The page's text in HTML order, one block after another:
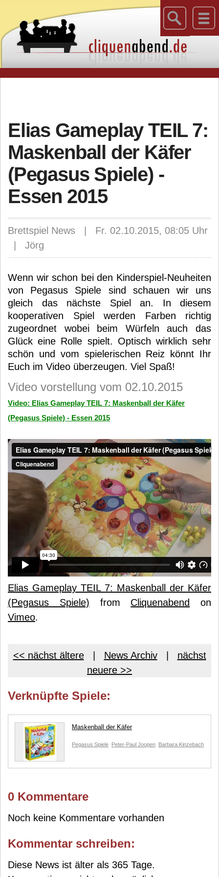
Elias Gameplay TEIL 7:
Maskenball der Käfer
(Pegasus Spiele) -
Essen 2015
Brettspiel News | Fr. 02.10.2015, 08:05 Uhr
| Jörg
Wenn wir schon bei den Kinderspiel-Neuheiten
von Pegasus Spiele sind schauen wir uns
gleich das nächste Spiel an. In diesem
kooperativen Spiel werden Farben richtig
zugeordnet wobei beim Würfeln auch das
Glück eine Rolle spielt. Optisch wirklich sehr
schön und vom spielerischen Reiz könnt Ihr
Euch im Video überzeugen. Viel Spaß!
Video vorstellung vom 02.10.2015
Video: Elias Gameplay TEIL 7: Maskenball der Käfer
(Pegasus Spiele) - Essen 2015
Elias Gameplay TEIL 7: Maskenball der Käfer
(Pegasus Spiele) from Cliquenabend
on
Vimeo.
<< nächst ältere| News Archiv| nächst
neuere >>
Verknüpfte Spiele:
Maskenball der Käfer
Pegasus Spiele Peter-Paul Joopen Barbara Kinzebach
0 Kommentare
Noch keine Kommentare vorhanden
Kommentar schreiben:
Diese News ist älter als 365 Tage.